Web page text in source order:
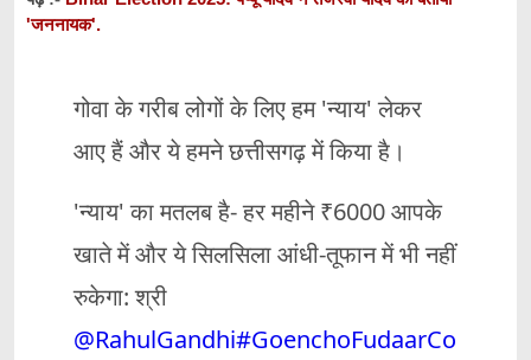
'जननायक'.
गोवा के गरीब लोगों के लिए हम 'न्याय' लेकर
आए हैं और ये हमने छत्तीसगढ़ में किया है।
'न्याय' का मतलब है- हर महीने ₹6000 आपके
खाते में और ये सिलसिला आंधी-तूफान में भी नहीं
रुकेगा: श्री
@RahulGandhi#GoenchoFudaarCo